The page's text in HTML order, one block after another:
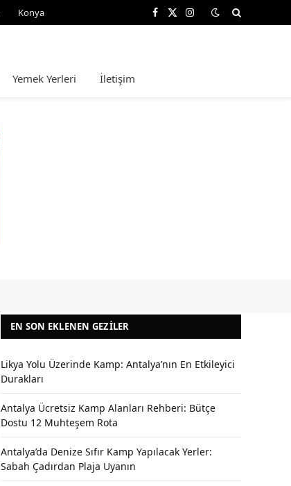
Konya Facebook
X
Instagram
Yemek Yerleri İletişim
EN SON EKLENEN GEZILER
Likya Yolu Üzerinde Kamp: Antalya’nın En Etkileyici
Durakları
Antalya Ücretsiz Kamp Alanları Rehberi: Bütçe
Dostu 12 Muhteşem Rota
Antalya’da Denize Sıfır Kamp Yapılacak Yerler:
Sabah Çadırdan Plaja Uyanın